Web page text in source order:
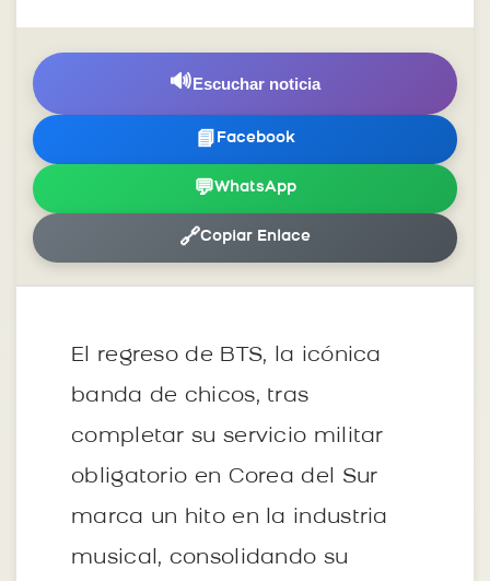
🔊Escuchar noticia
📘 Facebook
💬WhatsApp
🔗Copiar Enlace
El regreso de BTS, la icónica
banda de chicos, tras
completar su servicio militar
obligatorio en Corea del Sur
marca un hito en la industria
musical, consolidando su